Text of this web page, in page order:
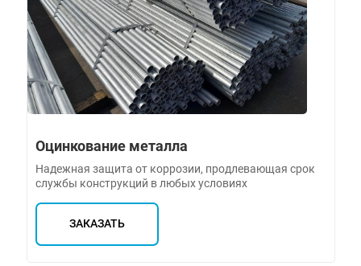
Оцинкование металла
Надежная защита от коррозии, продлевающая срок
службы конструкций в любых условиях
ЗАКАЗАТЬ